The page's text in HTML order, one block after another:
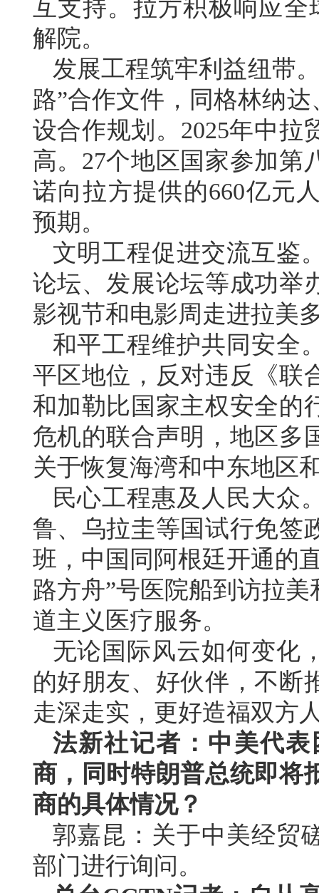
互支持。拉方积极响应
解院。
发展工程筑牢利益纽带
路”合作文件，同格林纳
设合作规划。2025年中拉
高。27个地区国家参加第
诺向拉方提供的660亿元
预期。
文明工程促进交流互鉴
论坛、发展论坛等成功举
影视节和电影周走进拉美
和平工程维护共同安全
平区地位，反对违反《联
和加勒比国家主权安全的
危机的联合声明，地区多
关于恢复海湾和中东地区
民心工程惠及人民大众
鲁、乌拉圭等国试行免签
班，中国同阿根廷开通的
路方舟”号医院船到访拉
道主义医疗服务。
无论国际风云如何变化
的好朋友、好伙伴，不断
走深走实，更好造福双方
法新社记者：中美代
商，同时特朗普总统即将
商的具体情况？
郭嘉昆：关于中美经贸
部门进行询问。